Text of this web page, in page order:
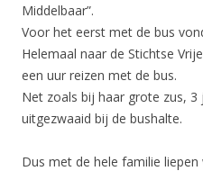
Middelbaar”.
Voor het eerst met de bus
Helemaal naar de Stichtse
een uur reizen met de bus.
Net zoals bij haar grote zus, 3
uitgezwaaid bij de bushalte.
Dus met de hele familie